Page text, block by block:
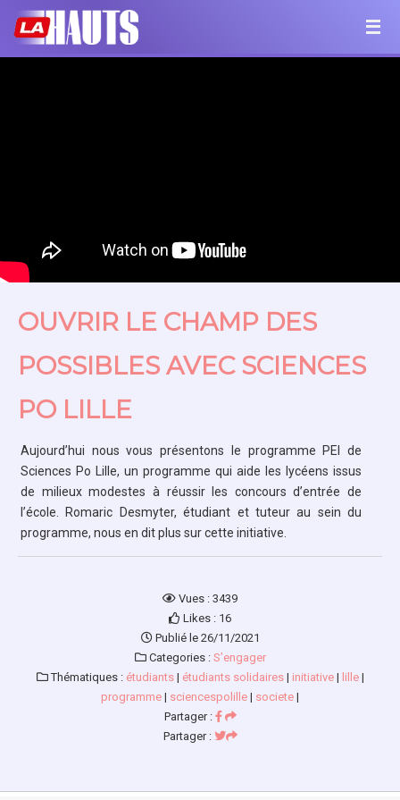
OUVRIR LE CHAMP DES
POSSIBLES AVEC SCIENCES
PO LILLE
Aujourd’hui nous vous présentons le programme PEI de
Sciences Po Lille, un programme qui aide les lycéens issus
de milieux modestes à réussir les concours d’entrée de
l’école. Romaric Desmyter, étudiant et tuteur au sein du
programme, nous en dit plus sur cette initiative
Vues : 3439
Likes : 16
Publié le 26/11/2021
Categories : S’engager
Thématiques : étudiants| étudiants solidaires| initiative| lille|
programme | sciencespolille | societe |
Partager :
Partager :